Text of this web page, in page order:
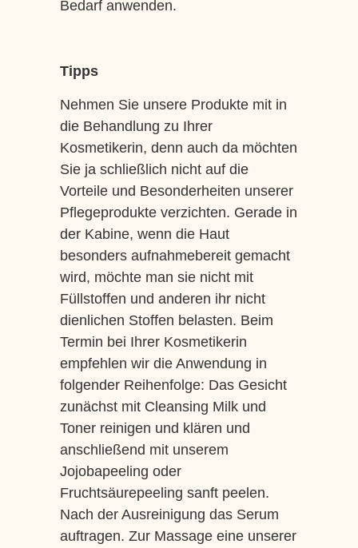
Bedarf anwenden.
Tipps
Nehmen Sie unsere Produkte mit in
die Behandlung zu Ihrer
Kosmetikerin, denn auch da möchten
Sie ja schließlich nicht auf die
Vorteile und Besonderheiten unserer
Pflegeprodukte verzichten. Gerade in
der Kabine, wenn die Haut
besonders aufnahmebereit gemacht
wird, möchte man sie nicht mit
Füllstoffen und anderen ihr nicht
dienlichen Stoffen belasten. Beim
Termin bei Ihrer Kosmetikerin
empfehlen wir die Anwendung in
folgender Reihenfolge: Das Gesicht
zunächst mit Cleansing Milk und
Toner reinigen und klären und
anschließend mit unserem
Jojobapeeling oder
Fruchtsäurepeeling sanft peelen.
Nach der Ausreinigung das Serum
auftragen. Zur Massage eine unserer